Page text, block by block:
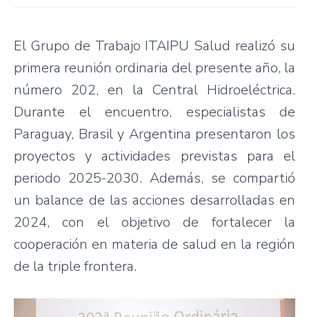
El Grupo de Trabajo ITAIPU Salud realizó su
primera reunión ordinaria del presente año, la
número 202, en la Central Hidroeléctrica.
Durante el encuentro, especialistas de
Paraguay, Brasil y Argentina presentaron los
proyectos y actividades previstas para el
periodo 2025-2030. Además, se compartió
un balance de las acciones desarrolladas en
2024, con el objetivo de fortalecer la
cooperación en materia de salud en la región
de la triple frontera.